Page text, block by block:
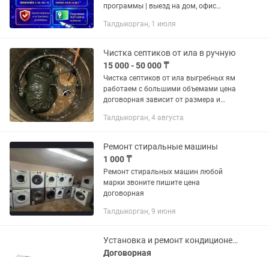
программы | выезд на дом, офис
ноутбуками на дому и в офисе. Если ПК
Талдыкорган, 1 июля
Чистка септиков от ила в ручную
15 000 - 50 000 ₸
Чистка септиков от ила выгребных ям
работаем с большими объемами цена
договорная зависит от размера и
демонтаж старых и копаем новые .
Талдыкорган, 4 августа
Ремонт стиральные машины
1 000 ₸
Ремонт стиральных машин любой
марки звоните пишите цена
договорная
Талдыкорган, 9 июня
Установка и ремонт кондиционеров и вентиляции
Договорная